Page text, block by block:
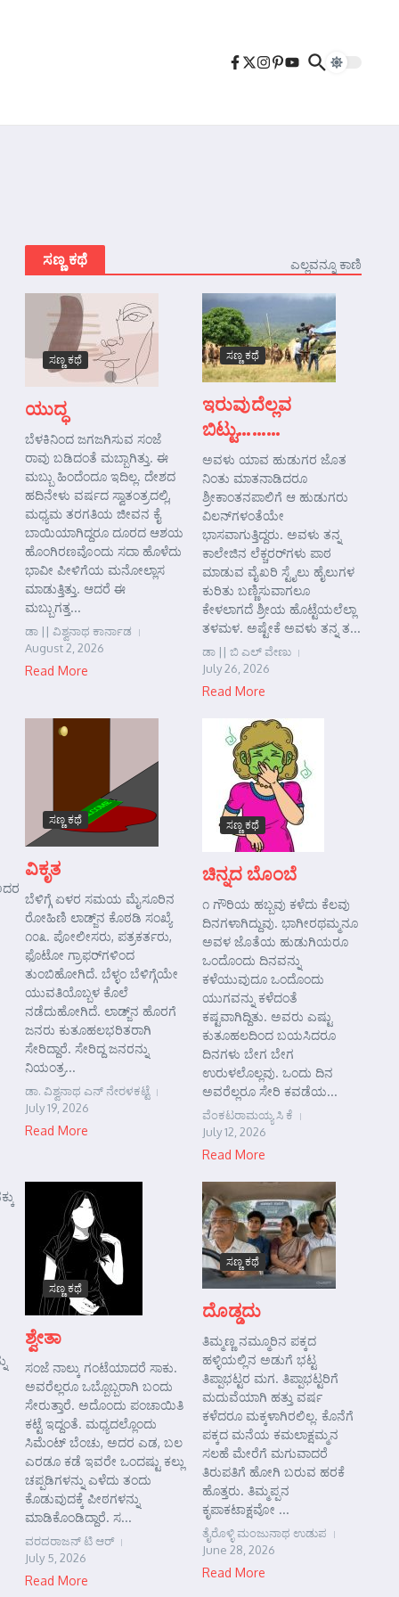
ಸಣ್ಣ ಕಥೆ ಎಲ್ಲವನ್ನೂ ಕಾಣಿ
ಸಣ್ಣ ಕಥೆ
ಯುದ್ಧ
ಬೆಳಕಿನಿಂದ ಜಗಜಗಿಸುವ ಸಂಜೆ
ರಾವು ಬಡಿದಂತೆ ಮಬ್ಬಾಗಿತ್ತು. ಈ
ಮಬ್ಬು ಹಿಂದೆಂದೂ ಇದಿಲ್ಲ. ದೇಶದ
ಹದಿನೇಳು ವರ್ಷದ ಸ್ವಾತಂತ್ರದಲ್ಲಿ,
ಮಧ್ಯಮ ತರಗತಿಯ ಜೀವನ ಕೈ
ಬಾಯಿಯಾಗಿದ್ದರೂ ದೂರದ ಆಶಯ
ಹೊಂಗಿರಣವೊಂದು ಸದಾ ಹೊಳೆದು
ಭಾವೀ ಪೀಳಿಗೆಯ ಮನೋಲ್ಲಾಸ
ಮಾಡುತ್ತಿತ್ತು. ಆದರೆ ಈ
ಮಬ್ಬುಗತ್ತ...
ಡಾ || ವಿಶ್ವನಾಥ ಕಾರ್ನಾಡ
August 2, 2026
Read More
ಸಣ್ಣ ಕಥೆ
ಇರುವುದೆಲ್ಲವ
ಬಿಟ್ಟು………
ಅವಳು ಯಾವ ಹುಡುಗರ ಜೊತ
ನಿಂತು ಮಾತನಾಡಿದರೂ
ಶ್ರೀಕಾಂತನಪಾಲಿಗೆ ಆ ಹುಡುಗರು
ವಿಲನ್‌ಗಳಂತೆಯೇ
ಭಾಸವಾಗುತ್ತಿದ್ದರು. ಅವಳು ತನ್ನ
ಕಾಲೇಜಿನ ಲೆಕ್ಚರರ್‌ಗಳು ಪಾಠ
ಮಾಡುವ ವೈಖರಿ ಸ್ಟೈಲು ಹೈಲುಗಳ
ಕುರಿತು ಬಣ್ಣಿಸುವಾಗಲೂ
ಕೇಳಲಾಗದೆ ಶ್ರೀಯ ಹೊಟ್ಟೆಯಲೆಲ್ಲಾ
ತಳಮಳ. ಅಷ್ಟೇಕೆ ಅವಳು ತನ್ನ ತ...
ಡಾ || ಬಿ ಎಲ್ ವೇಣು
July 26, 2026
Read More
ಸಣ್ಣ ಕಥೆ
ವಿಕೃತ
ಬೆಳಿಗ್ಗೆ ಏಳರ ಸಮಯ ಮೈಸೂರಿನ
ರೋಹಿಣಿ ಲಾಡ್ಜ್‌ನ ಕೊಠಡಿ ಸಂಖ್ಯೆ
೧೦೩. ಪೋಲೀಸರು, ಪತ್ರಕರ್ತರು,
ಫೊಟೋ ಗ್ರಾಫರ್‌ಗಳಿಂದ
ತುಂಬಿಹೋಗಿದೆ. ಬೆಳ್ಳಂ ಬೆಳಿಗ್ಗೆಯೇ
ಯುವತಿಯೊಬ್ಬಳ ಕೊಲೆ
ನಡೆದುಹೋಗಿದೆ. ಲಾಡ್ಜ್‌ನ ಹೊರಗೆ
ಜನರು ಕುತೂಹಲಭರಿತರಾಗಿ
ಸೇರಿದ್ದಾರೆ. ಸೇರಿದ್ದ ಜನರನ್ನು
ನಿಯಂತ್ರ...
ಡಾ. ವಿಶ್ವನಾಥ ಎನ್ ನೇರಳಕಟ್ಟೆ
July 19, 2026
Read More
ಸಣ್ಣ ಕಥೆ
ಚಿನ್ನದ ಬೊಂಬೆ
೧ ಗೌರಿಯ ಹಬ್ಬವು ಕಳೆದು ಕೆಲವು
ದಿನಗಳಾಗಿದ್ದುವು. ಭಾಗೀರಥಮ್ಮನೂ
ಅವಳ ಜೊತೆಯ ಹುಡುಗಿಯರೂ
ಒಂದೊಂದು ದಿನವನ್ನು
ಕಳೆಯುವುದೂ ಒಂದೊಂದು
ಯುಗವನ್ನು ಕಳೆದಂತೆ
ಕಷ್ಟವಾಗಿದ್ದಿತು. ಅವರು ಎಷ್ಟು
ಕುತೂಹಲದಿಂದ ಬಯಸಿದರೂ
ದಿನಗಳು ಬೇಗ ಬೇಗ
ಉರುಳಲೊಲ್ಲವು. ಒಂದು ದಿನ
ಅವರೆಲ್ಲರೂ ಸೇರಿ ಕವಡೆಯ...
ವೆಂಕಟರಾಮಯ್ಯ ಸಿ ಕೆ
July 12, 2026
Read More
ಸಣ್ಣ ಕಥೆ
ಶ್ವೇತಾ
ಸಂಜೆ ನಾಲ್ಕು ಗಂಟೆಯಾದರೆ ಸಾಕು.
ಅವರೆಲ್ಲರೂ ಒಬ್ಬೊಬ್ಬರಾಗಿ ಬಂದು
ಸೇರುತ್ತಾರೆ. ಅದೊಂದು ಪಂಚಾಯಿತಿ
ಕಟ್ಟೆ ಇದ್ದಂತೆ. ಮಧ್ಯದಲ್ಲೊಂದು
ಸಿಮೆಂಟ್ ಬೆಂಚು, ಅದರ ಎಡ, ಬಲ
ಎರಡೂ ಕಡೆ ಇವರೇ ಒಂದಷ್ಟು ಕಲ್ಲು
ಚಪ್ಪಡಿಗಳನ್ನು ಎಳೆದು ತಂದು
ಕೊಡುವುದಕ್ಕೆ ಪೀಠಗಳನ್ನು
ಮಾಡಿಕೊಂಡಿದ್ದಾರೆ. ಸ...
ವರದರಾಜನ್ ಟಿ ಆರ್
July 5, 2026
Read More
ಸಣ್ಣ ಕಥೆ
ದೊಡ್ಡದು
ತಿಮ್ಮಣ್ಣ ನಮ್ಮೂರಿನ ಪಕ್ಕದ
ಹಳ್ಳಿಯಲ್ಲಿನ ಅಡುಗೆ ಭಟ್ಟ
ತಿಪ್ಪಾಭಟ್ಟರ ಮಗ. ತಿಪ್ಪಾಭಟ್ಟರಿಗೆ
ಮದುವೆಯಾಗಿ ಹತ್ತು ವರ್ಷ
ಕಳೆದರೂ ಮಕ್ಕಳಾಗಿರಲಿಲ್ಲ. ಕೊನೆಗೆ
ಪಕ್ಕದ ಮನೆಯ ಕಮಲಾಕ್ಷಮ್ಮನ
ಸಲಹೆ ಮೇರೆಗೆ ಮಗುವಾದರೆ
ತಿರುಪತಿಗೆ ಹೋಗಿ ಬರುವ ಹರಕೆ
ಹೊತ್ತರು. ತಿಮ್ಮಪ್ಪನ
ಕೃಪಾಕಟಾಕ್ಷವೋ ...
ತೈರೊಳ್ಳಿ ಮಂಜುನಾಥ ಉಡುಪ
June 28, 2026
Read More